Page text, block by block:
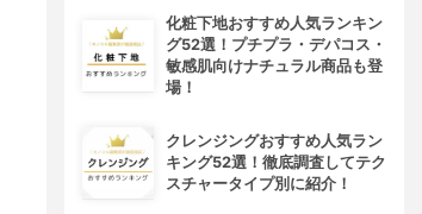
化粧下地おすすめ人気ランキン
グ52選！プチプラ・デパコス・
敏感肌向けナチュラル商品も登
場！
クレンジングおすすめ人気ラン
キング52選！徹底調査してテク
スチャータイプ別に紹介！